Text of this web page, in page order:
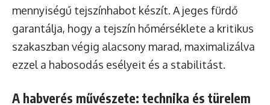
mennyiségű tejszínhabot készít. A jeges fürdő
garantálja, hogy a tejszín hőmérséklete a kritikus
szakaszban végig alacsony marad, maximalizálva
ezzel a habosodás esélyeit és a stabilitást.
A habverés művészete: technika és türelem